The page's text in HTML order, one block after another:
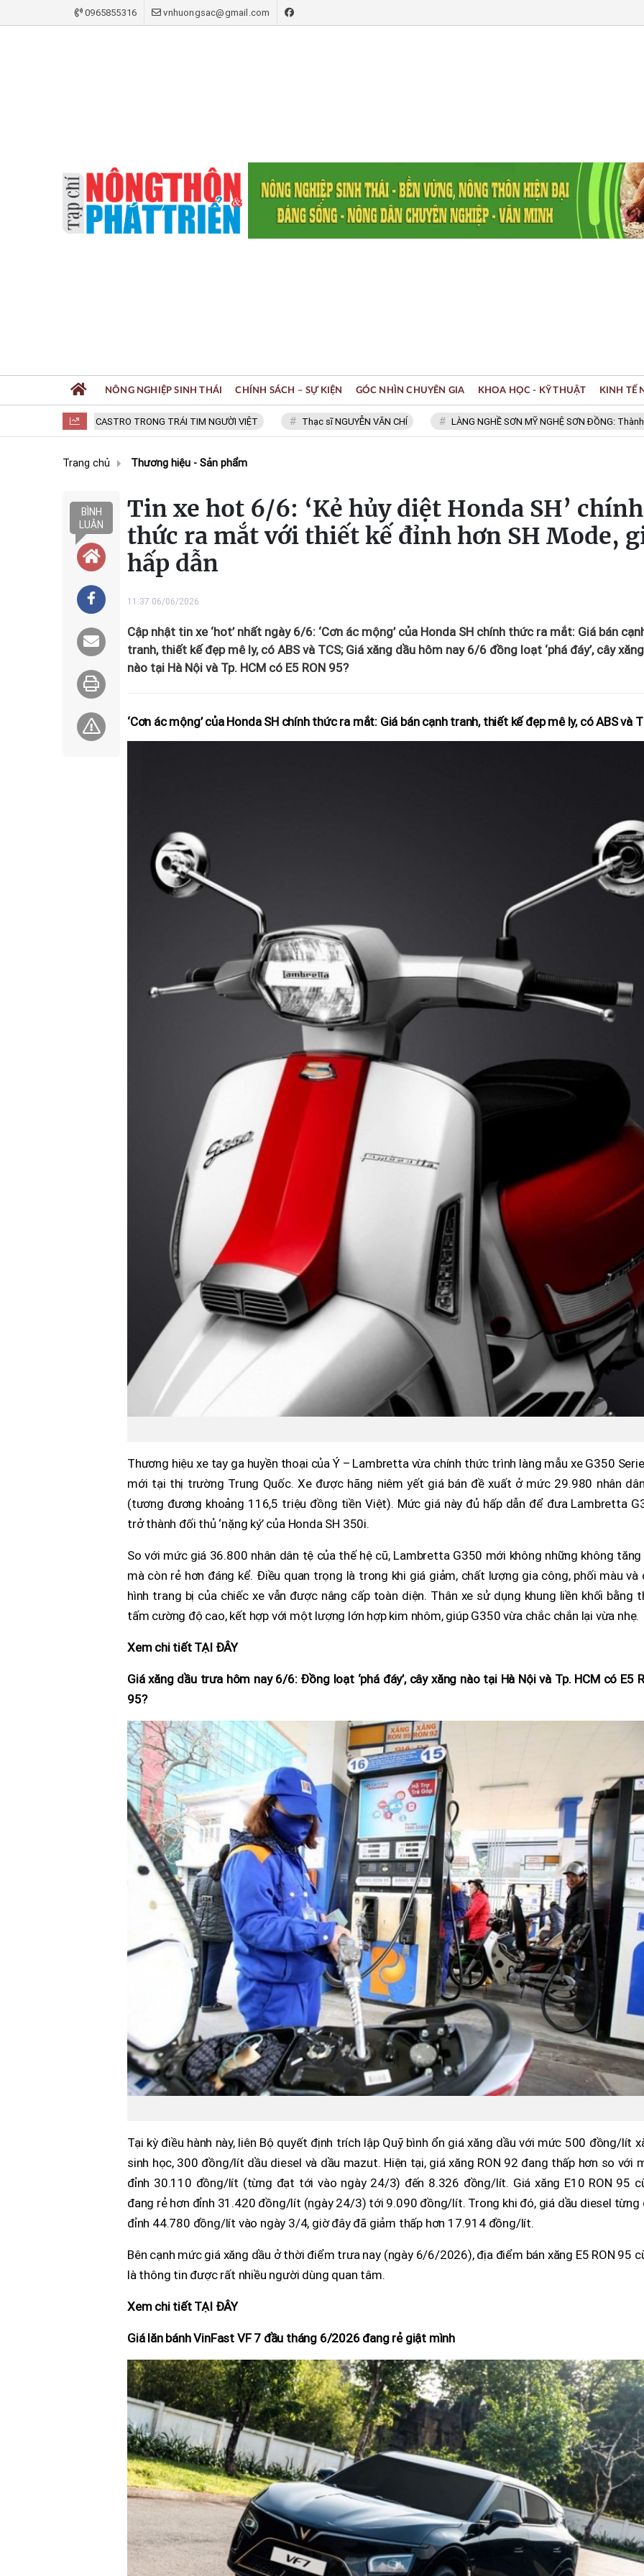
0965855316 vnhuongsac@gmail.com
FIDEL CASTRO TRONG TRÁI TIM NGƯỜI VIỆT Thạc sĩ NGUYỄN VĂN CHÍ LÀNG NGHỀ SƠN MỸ NGHỆ SƠN ĐỒNG: Thành
NÔNG NGHIỆP SINH THÁI CHÍNH SÁCH – SỰ KIỆN GÓC NHÌN CHUYÊN GIA KHOA HỌC - KỸ THUẬT KINH TẾ
Trang chủ Thương hiệu - Sản phẩm
BÌNH
LUẬN
Tin xe hot 6/6: ‘Kẻ hủy diệt Honda SH’ chính
thức ra mắt với thiết kế đỉnh hơn SH Mode,
hấp dẫn
11:37 06/06/2026
Cập nhật tin xe ‘hot’ nhất ngày 6/6: ‘Cơn ác mộng’ của Honda SH chính thức ra mắt: Giá bán
tranh, thiết kế đẹp mê ly, có ABS và TCS; Giá xăng dầu hôm nay 6/6 đồng loạt ‘phá đáy’, cây xăng
nào tại Hà Nội và Tp. HCM có E5 RON 95?
‘Cơn ác mộng’ của Honda SH chính thức ra mắt: Giá bán cạnh tranh, thiết kế đẹp mê ly, có ABS và
Thương hiệu xe tay ga huyền thoại của Ý – Lambretta vừa chính thức trình làng mẫu xe G350
mới tại thị trường Trung Quốc. Xe được hãng niêm yết giá bán đề xuất ở mức 29.980 nhân
(tương đương khoảng 116,5 triệu đồng tiền Việt). Mức giá này đủ hấp dẫn để đưa Lambretta
trở thành đối thủ ‘nặng ký’ của Honda SH 350i.
So với mức giá 36.800 nhân dân tệ của thế hệ cũ, Lambretta G350 mới không những không tăng
mà còn rẻ hơn đáng kể. Điều quan trọng là trong khi giá giảm, chất lượng gia công, phối màu và
hình trang bị của chiếc xe vẫn được nâng cấp toàn diện. Thân xe sử dụng khung liền khối bằng
tấm cường độ cao, kết hợp với một lượng lớn hợp kim nhôm, giúp G350 vừa chắc chắn lại vừa nhẹ.
Xem chi tiết TẠI ĐÂY
Giá xăng dầu trưa hôm nay 6/6: Đồng loạt ‘phá đáy’, cây xăng nào tại Hà Nội và Tp. HCM có E5
95?
Tại kỳ điều hành này, liên Bộ quyết định trích lập Quỹ bình ổn giá xăng dầu với mức 500 đồng/lít
sinh học, 300 đồng/lít dầu diesel và dầu mazut. Hiện tại, giá xăng RON 92 đang thấp hơn so với
đỉnh 30.110 đồng/lít (từng đạt tới vào ngày 24/3) đến 8.326 đồng/lít. Giá xăng E10 RON 95
đang rẻ hơn đỉnh 31.420 đồng/lít (ngày 24/3) tới 9.090 đồng/lít. Trong khi đó, giá dầu diesel từng
đỉnh 44.780 đồng/lít vào ngày 3/4, giờ đây đã giảm thấp hơn 17.914 đồng/lít.
Bên cạnh mức giá xăng dầu ở thời điểm trưa nay (ngày 6/6/2026), địa điểm bán xăng E5 RON 95
là thông tin được rất nhiều người dùng quan tâm.
Xem chi tiết TẠI ĐÂY
Giá lăn bánh VinFast VF 7 đầu tháng 6/2026 đang rẻ giật mình